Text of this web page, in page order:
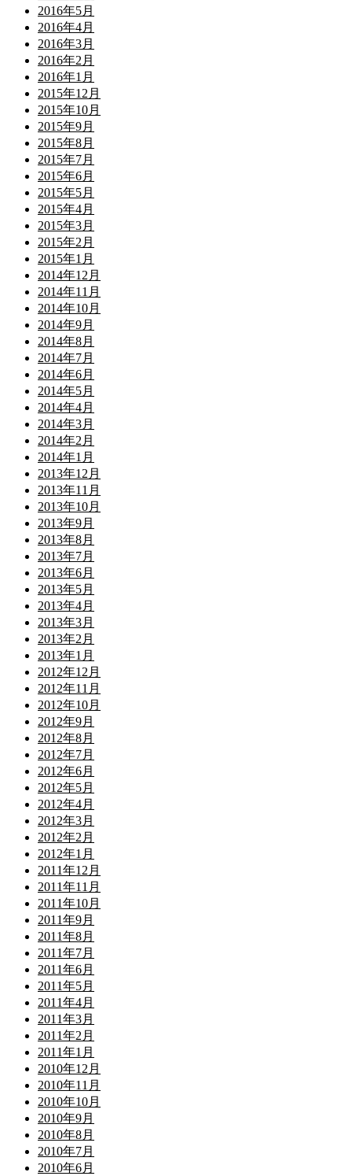
2016年5月
2016年4月
2016年3月
2016年2月
2016年1月
2015年12月
2015年10月
2015年9月
2015年8月
2015年7月
2015年6月
2015年5月
2015年4月
2015年3月
2015年2月
2015年1月
2014年12月
2014年11月
2014年10月
2014年9月
2014年8月
2014年7月
2014年6月
2014年5月
2014年4月
2014年3月
2014年2月
2014年1月
2013年12月
2013年11月
2013年10月
2013年9月
2013年8月
2013年7月
2013年6月
2013年5月
2013年4月
2013年3月
2013年2月
2013年1月
2012年12月
2012年11月
2012年10月
2012年9月
2012年8月
2012年7月
2012年6月
2012年5月
2012年4月
2012年3月
2012年2月
2012年1月
2011年12月
2011年11月
2011年10月
2011年9月
2011年8月
2011年7月
2011年6月
2011年5月
2011年4月
2011年3月
2011年2月
2011年1月
2010年12月
2010年11月
2010年10月
2010年9月
2010年8月
2010年7月
2010年6月